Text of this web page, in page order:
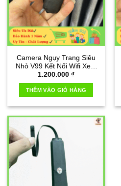
Camera Ngụy Trang Siêu
Nhỏ V99 Kết Nối Wifi Xem
Qua Điện Thoại
1.200.000 ₫
THÊM VÀO GIỎ HÀNG